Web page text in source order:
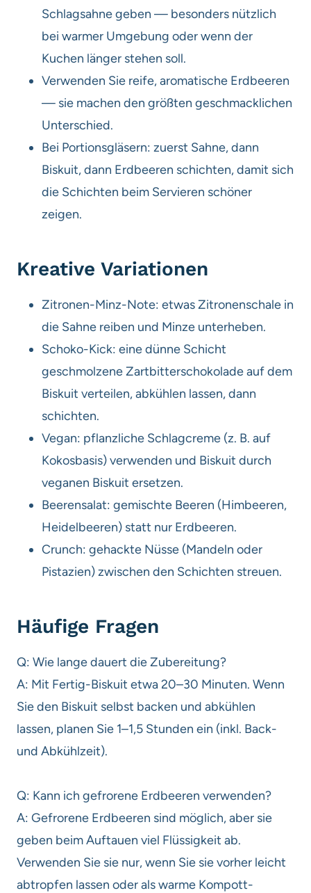
Schlagsahne geben — besonders nützlich
bei warmer Umgebung oder wenn der
Kuchen länger stehen soll.
Verwenden Sie reife, aromatische Erdbeeren
— sie machen den größten geschmacklichen
Unterschied.
Bei Portionsgläsern: zuerst Sahne, dann
Biskuit, dann Erdbeeren schichten, damit sich
die Schichten beim Servieren schöner
zeigen.
Kreative Variationen
Zitronen-Minz-Note: etwas Zitronenschale in
die Sahne reiben und Minze unterheben.
Schoko-Kick: eine dünne Schicht
geschmolzene Zartbitterschokolade auf dem
Biskuit verteilen, abkühlen lassen, dann
schichten.
Vegan: pflanzliche Schlagcreme (z. B. auf
Kokosbasis) verwenden und Biskuit durch
veganen Biskuit ersetzen.
Beerensalat: gemischte Beeren (Himbeeren,
Heidelbeeren) statt nur Erdbeeren.
Crunch: gehackte Nüsse (Mandeln oder
Pistazien) zwischen den Schichten streuen.
Häufige Fragen
Q: Wie lange dauert die Zubereitung?
A: Mit Fertig-Biskuit etwa 20–30 Minuten. Wenn
Sie den Biskuit selbst backen und abkühlen
lassen, planen Sie 1–1,5 Stunden ein (inkl. Back-
und Abkühlzeit).
Q: Kann ich gefrorene Erdbeeren verwenden?
A: Gefrorene Erdbeeren sind möglich, aber sie
geben beim Auftauen viel Flüssigkeit ab.
Verwenden Sie sie nur, wenn Sie sie vorher leicht
abtropfen lassen oder als warme Kompott-